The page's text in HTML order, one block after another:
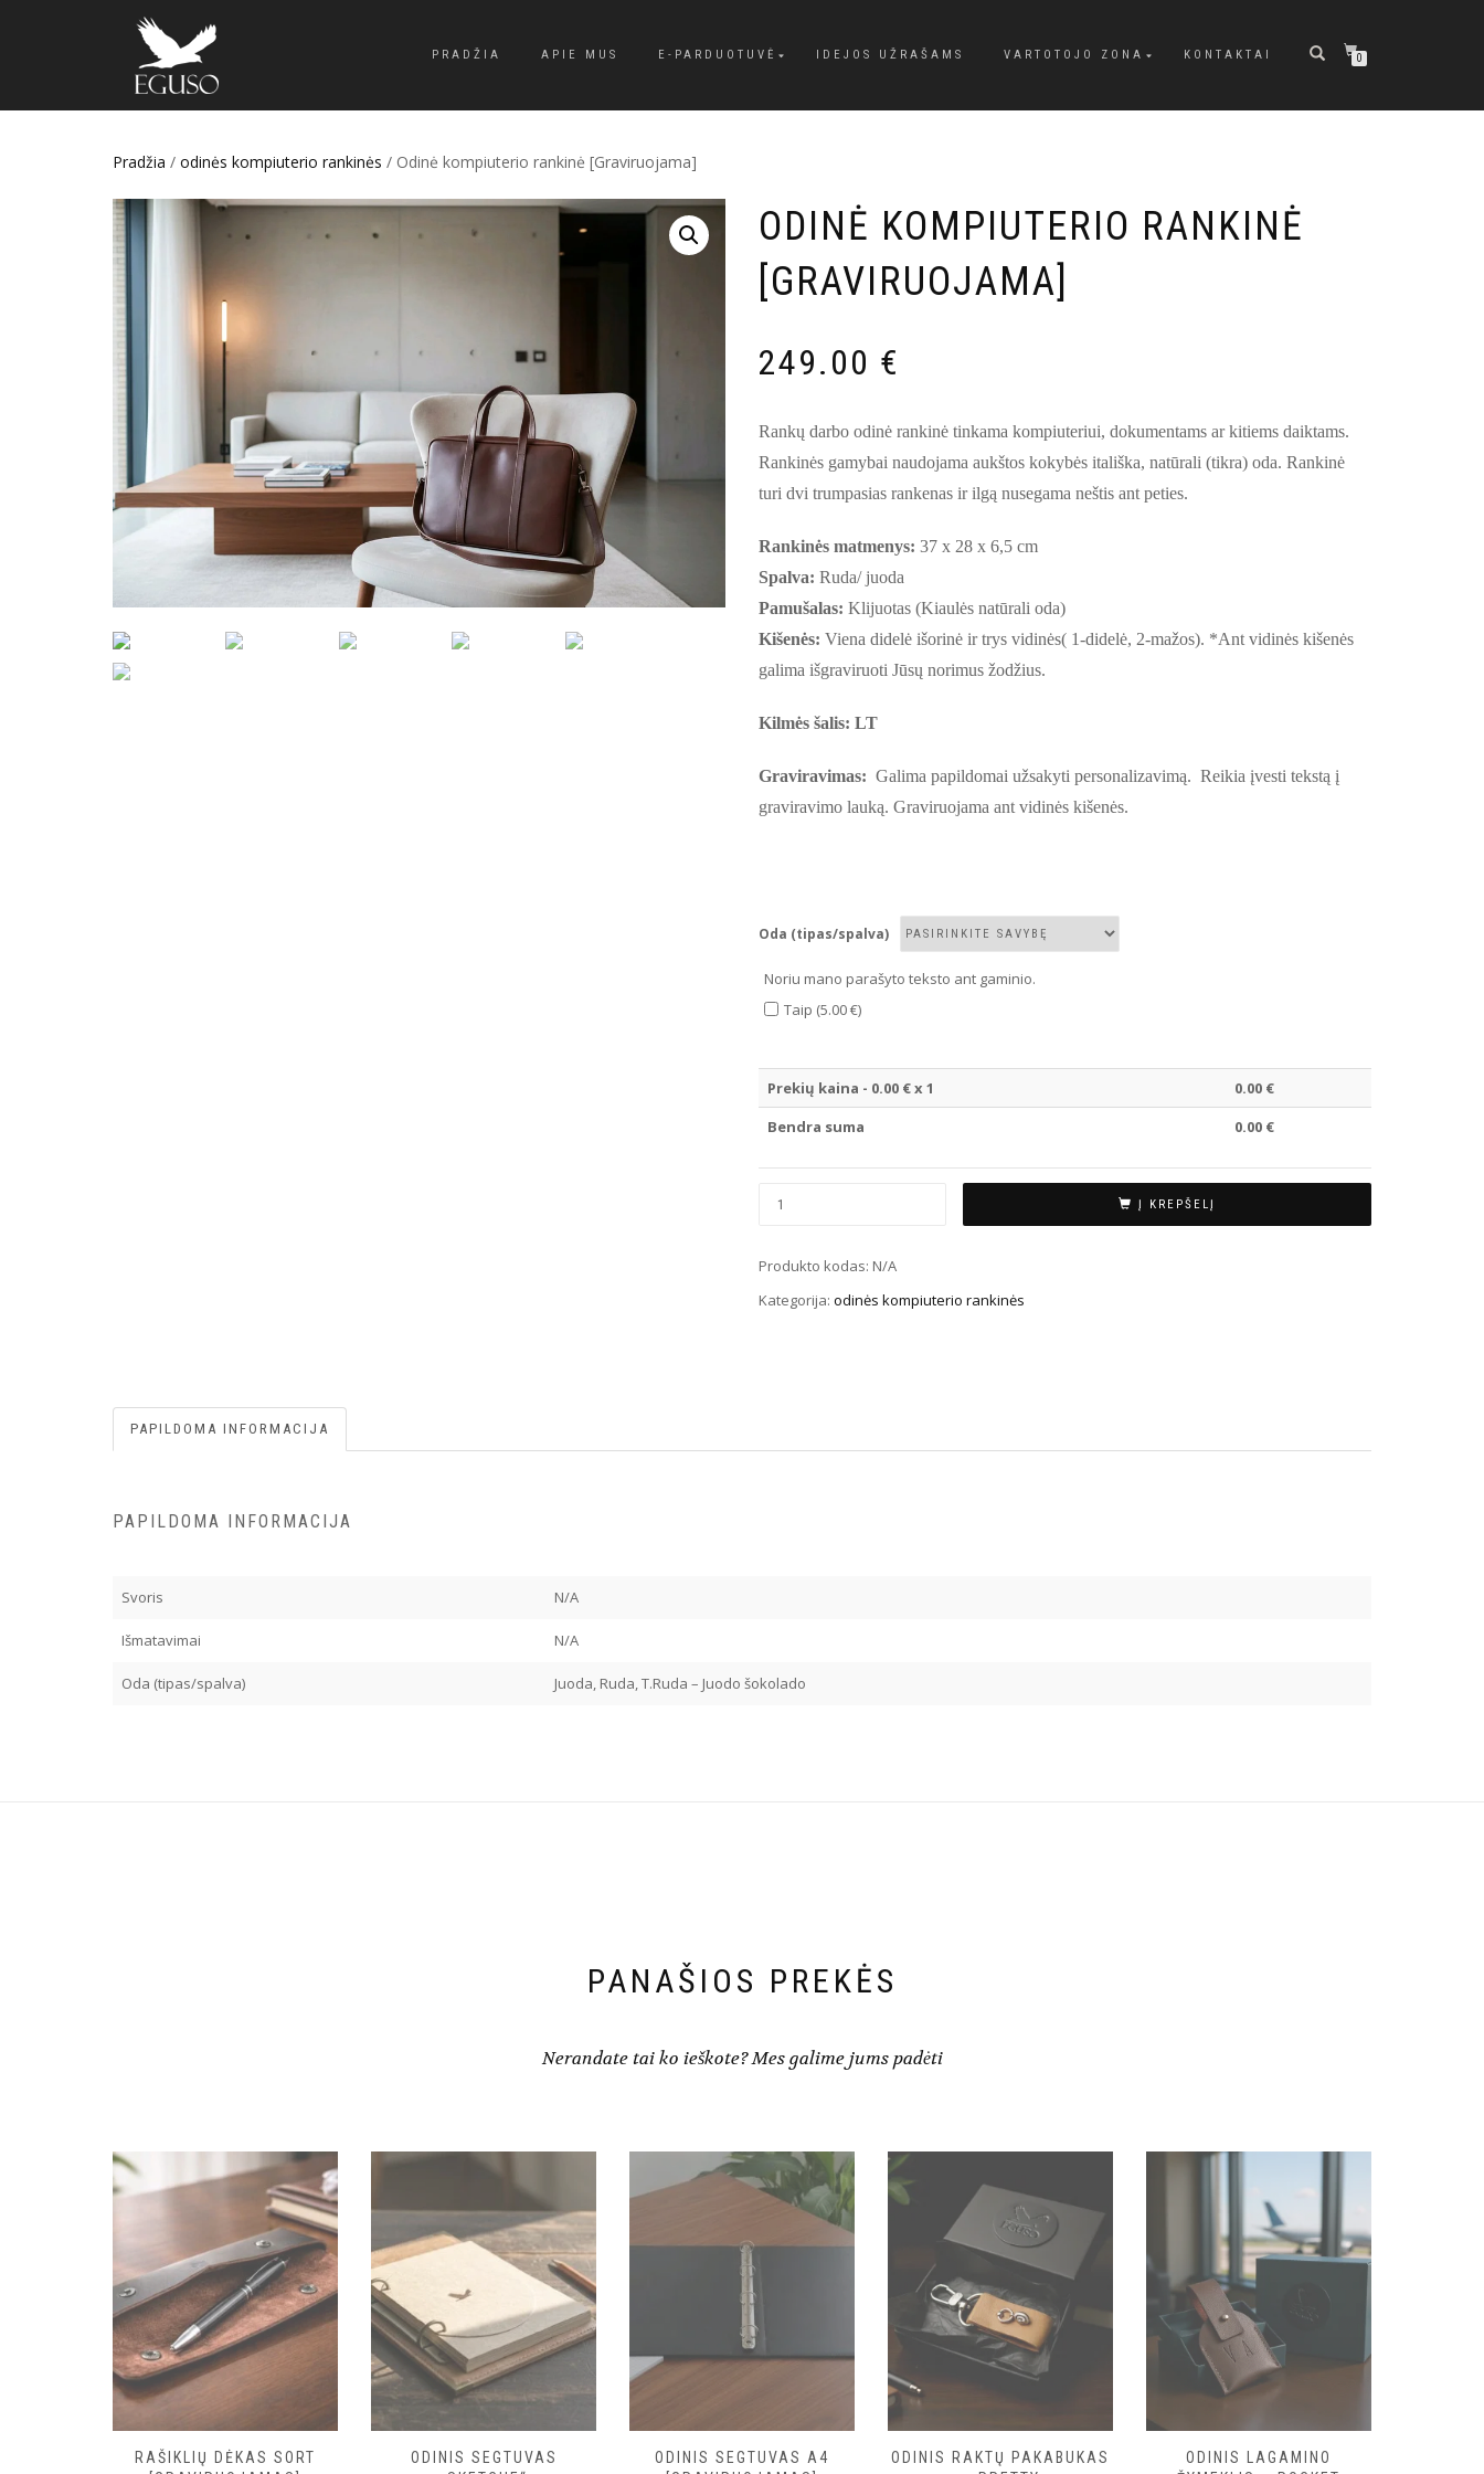
PRADŽIA APIE MUS E-PARDUOTUVĖ IDEJOS UŽRAŠAMS VARTOTOJO ZONA KONTAKTAI 0
Pradžia / odinės kompiuterio rankinės / Odinė kompiuterio rankinė [Graviruojama]
ODINĖ KOMPIUTERIO RANKINĖ
[GRAVIRUOJAMA]
249.00 €
Rankų darbo odinė rankinė tinkama kompiuteriui, dokumentams ar kitiems daiktams.
Rankinės gamybai naudojama aukštos kokybės itališka, natūrali (tikra) oda. Rankinė
turi dvi trumpasias rankenas ir ilgą nusegama neštis ant peties.
Rankinės matmenys: 37 x 28 x 6,5 cm
Spalva: Ruda/ juoda
Pamušalas: Klijuotas (Kiaulės natūrali oda)
Kišenės: Viena didelė išorinė ir trys vidinės( 1-didelė, 2-mažos). *Ant vidinės kišenės
galima išgraviruoti Jūsų norimus žodžius.
Kilmės šalis: LT
Graviravimas: Galima papildomai užsakyti personalizavimą. Reikia įvesti tekstą į
graviravimo lauką. Graviruojama ant vidinės kišenės.
Oda (tipas/spalva)
Noriu mano parašyto teksto ant gaminio.
Taip (5.00 €)
Prekių kaina - 0.00 € x 1 0.00 €
Bendra suma
0.00 €
Į KREPŠELĮ
Produkto kodas: N/A
Kategorija: odinės kompiuterio rankinės
PAPILDOMA INFORMACIJA
PAPILDOMA INFORMACIJA
Svoris N/A
Išmatavimai N/A
Oda (tipas/spalva) Juoda, Ruda, T.Ruda – Juodo šokolado
PANAŠIOS PREKĖS
Nerandate tai ko ieškote? Mes galime jums padėti
RAŠIKLIŲ DĖKAS SORT
ODINIS SEGTUVAS
ODINIS SEGTUVAS A4
ODINIS RAKTŲ PAKABUKAS
ODINIS LAGAMINO